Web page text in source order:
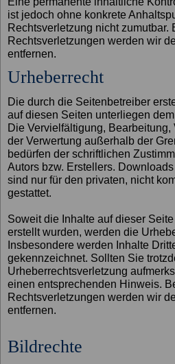
ist jedoch ohne konkrete
Rechtsverletzung nicht zumutbar.
Rechtsverletzungen werden wir
entfernen.
Urheberrecht
Die durch die Seitenbetreiber
auf diesen Seiten unterliegen
Die Vervielfältigung, Bearbeitung,
der Verwertung außerhalb der
bedürfen der schriftlichen
Autors bzw. Erstellers.
sind nur für den privaten, nicht
gestattet.
Soweit die Inhalte auf dieser
erstellt wurden, werden die
Insbesondere werden Inhalte
gekennzeichnet. Sollten Sie
Urheberrechtsverletzung
einen entsprechenden Hinweis.
Rechtsverletzungen werden wir
entfernen.
Bildrechte